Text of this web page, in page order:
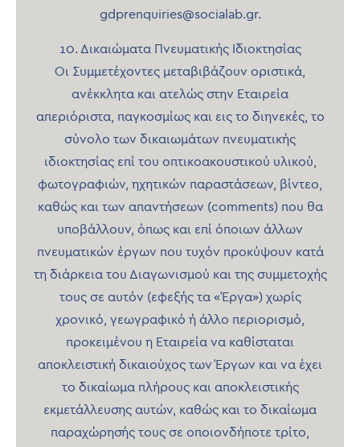
gdprenquiries@socialab.gr.
10. Δικαιώματα Πνευματικής Ιδιοκτησίας
Οι Συμμετέχοντες μεταβιβάζουν οριστικά,
ανέκκλητα και ατελώς στην Εταιρεία
απεριόριστα, παγκοσμίως και εις το διηνεκές, το
σύνολο των δικαιωμάτων πνευματικής
ιδιοκτησίας επί του οπτικοακουστικού υλικού,
φωτογραφιών, ηχητικών παραστάσεων, βίντεο,
καθώς και των απαντήσεων (comments) που θα
υποβάλλουν, όπως και επί όποιων άλλων
πνευματικών έργων που τυχόν προκύψουν κατά
τη διάρκεια του Διαγωνισμού και της συμμετοχής
τους σε αυτόν (εφεξής τα «Έργα») χωρίς
χρονικό, γεωγραφικό ή άλλο περιορισμό,
προκειμένου η Εταιρεία να καθίσταται
αποκλειστική δικαιούχος των Έργων και να έχει
το δικαίωμα πλήρους και αποκλειστικής
εκμετάλλευσης αυτών, καθώς και το δικαίωμα
παραχώρησής τους σε οποιονδήποτε τρίτο,